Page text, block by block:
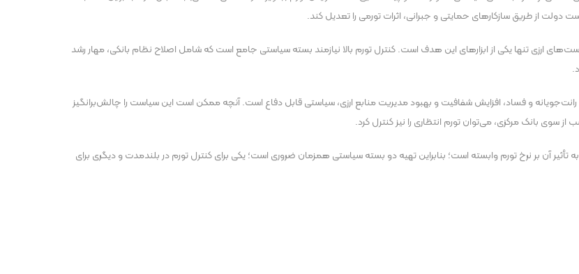
از طریق سازکار‌های حمایتی و جبرانی، اثرات تورمی را تعدیل کند.
ارزی تنها یکی از ابزار‌های این هدف است. کنترل تورم بالا نیازمند بسته سیاستی جامع است که شامل اصلاح نظام بانکی، مهار رشد
و فساد، افزایش شفافیت و بهبود مدیریت منابع ارزی، سیاستی قابل دفاع است. آنچه ممکن است این سیاست را چالش‌برانگیز
سوی بانک مرکزی، می‌توان تورم انتظاری را نیز کنترل کرد.
آن بر نرخ تورم وابسته است؛ بنابراین تهیه دو بسته سیاستی همزمان ضروری است؛ یکی برای کنترل تورم در بلندمدت و دیگری برای